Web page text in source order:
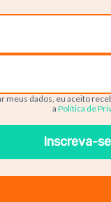
meus dados, eu aceito
a Política de
Inscreva-